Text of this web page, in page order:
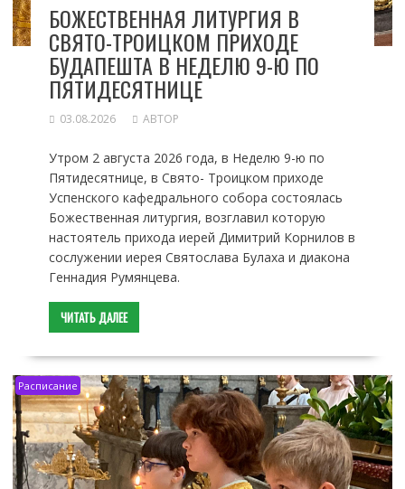
БОЖЕСТВЕННАЯ ЛИТУРГИЯ В
СВЯТО-ТРОИЦКОМ ПРИХОДЕ
БУДАПЕШТА В НЕДЕЛЮ 9-Ю ПО
ПЯТИДЕСЯТНИЦЕ
03.08.2026 АВТОР
Утром 2 августа 2026 года, в Неделю 9-ю по
Пятидесятнице, в Свято- Троицком приходе
Успенского кафедрального собора состоялась
Божественная литургия, возглавил которую
настоятель прихода иерей Димитрий Корнилов в
сослужении иерея Святослава Булаха и диакона
Геннадия Румянцева.
ЧИТАТЬ ДАЛЕЕ
Расписание